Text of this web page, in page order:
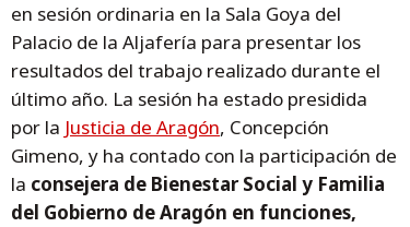
en sesión ordinaria en la Sala Goya del
Palacio de la Aljafería para presentar los
resultados del trabajo realizado durante el
último año. La sesión ha estado presidida
por la Justicia de Aragón, Concepción
Gimeno, y ha contado con la participación de
la consejera de Bienestar Social y Familia
del Gobierno de Aragón en funciones,